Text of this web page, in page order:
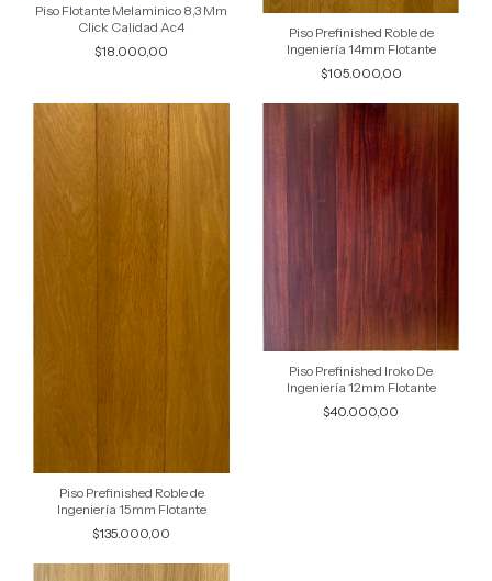
Piso Flotante Melaminico 8,3 Mm
Click Calidad Ac4
$18.000,00
Piso Prefinished Roble de
Ingeniería 14mm Flotante
$105.000,00
Piso Prefinished Roble de
Ingeniería 15mm Flotante
$135.000,00
Piso Prefinished Iroko De
Ingeniería 12mm Flotante
$40.000,00